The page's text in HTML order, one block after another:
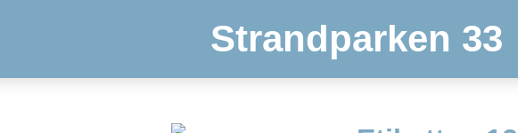
Strandparken 33